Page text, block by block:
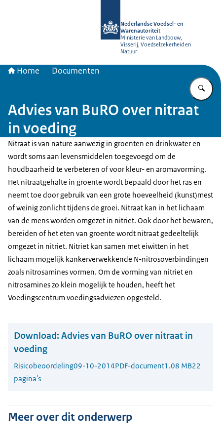
Nederlandse Voedsel- en
Warenautoriteit
Ministerie van Landbouw,
Visserij, Voedselzekerheid en
Natuur
Home Documenten
Advies van BuRO over nitraat
in voeding
Nitraat is van nature aanwezig in groenten en drinkwater en
wordt soms aan levensmiddelen toegevoegd om de
houdbaarheid te verbeteren of voor kleur- en aromavorming.
Het nitraatgehalte in groente wordt bepaald door het ras en
neemt toe door gebruik van een grote hoeveelheid (kunst)mest
of weinig zonlicht tijdens de groei. Nitraat kan in het lichaam
van de mens worden omgezet in nitriet. Ook door het bewaren,
bereiden of het eten van groente wordt nitraat gedeeltelijk
omgezet in nitriet. Nitriet kan samen met eiwitten in het
lichaam mogelijk kankerverwekkende N-nitrosoverbindingen
zoals nitrosamines vormen. Om de vorming van nitriet en
nitrosamines zo klein mogelijk te houden, heeft het
Voedingscentrum voedingsadviezen opgesteld.
Download: Advies van BuRO over nitraat in
voeding
Risicobeoordeling09-10-2014PDF-document1.08 MB22
pagina's
Meer over dit onderwerp